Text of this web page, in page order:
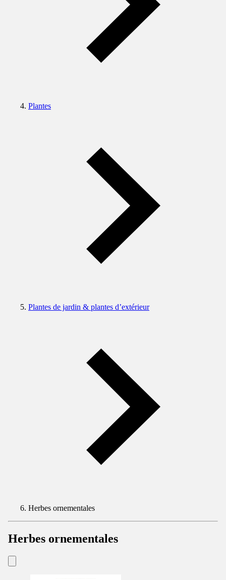
Plantes
Plantes de jardin & plantes d’extérieur
Herbes ornementales
Herbes ornementales